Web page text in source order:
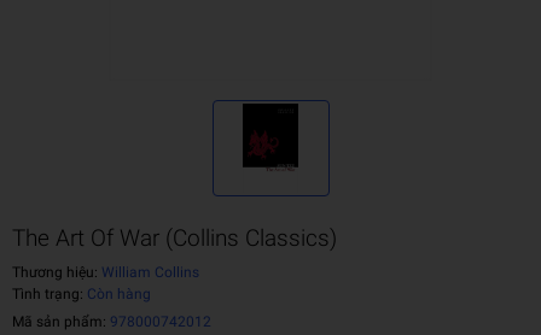
The Art Of War (Collins Classics)
Thương hiệu: William Collins
Tình trạng: Còn hàng
Mã sản phẩm: 978000742012